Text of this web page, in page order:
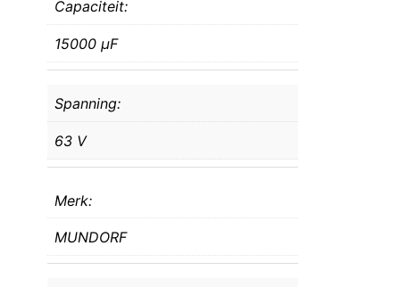
Capaciteit:
15000 μF
Spanning:
63 V
Merk:
MUNDORF